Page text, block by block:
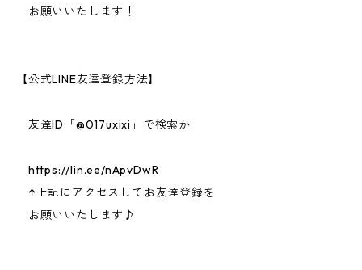
お願いいたします！
【公式LINE友達登録方法】
友達ID「@017uxixi」で検索か
https://lin.ee/nApvDwR
↑上記にアクセスしてお友達登録を
お願いいたします♪